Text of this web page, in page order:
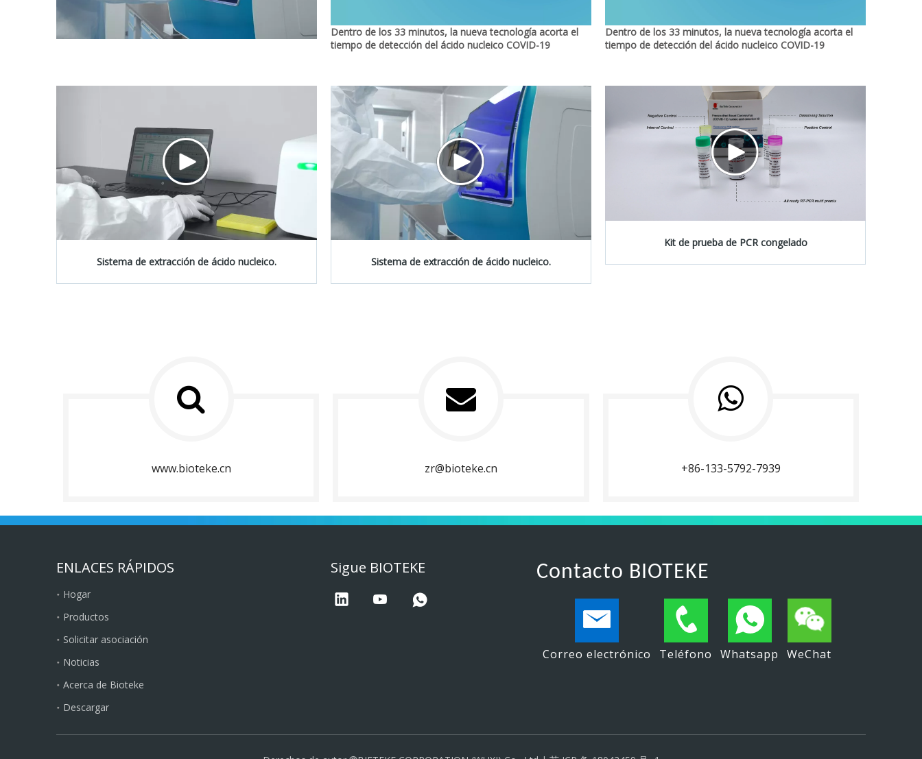
Dentro de los 33 minutos, la nueva tecnología acorta el
tiempo de detección del ácido nucleico COVID-19
Dentro de los 33 minutos, la nueva tecnología acorta el
tiempo de detección del ácido nucleico COVID-19
Sistema de extracción de ácido nucleico. Sistema de extracción de ácido nucleico.
Kit de prueba de PCR congelado
www.bioteke.cn zr@bioteke.cn +86-133-5792-7939
ENLACES RÁPIDOS
Hogar
Productos
Solicitar asociación
Noticias
Acerca de Bioteke
Descargar
Sigue BIOTEKE Contacto BIOTEKE
Correo electrónico Teléfono Whatsapp WeChat